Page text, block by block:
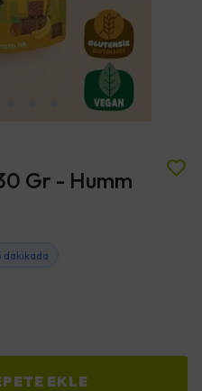
Gr - Humm
dakikada
EKLE